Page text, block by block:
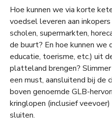
Hoe kunnen we via korte
voedsel leveren aan
scholen, supermarkten,
de buurt? En hoe kunnen we
educatie, toerisme, etc.) uit
platteland brengen?
een must, aansluitend bij de
boven genoemde GLB-
kringlopen (inclusief
sluiten.